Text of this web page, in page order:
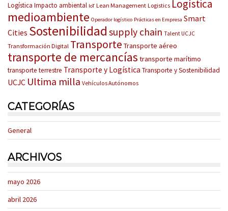
Logística Impacto ambiental IoT Lean Management Logistics Logística
medioambiente Operador logístico Prácticas en Empresa Smart
Cities Sostenibilidad supply chain Talent UCJC
Transformación Digital Transporte Transporte aéreo
transporte de mercancías transporte marítimo
transporte terrestre Transporte y Logística Transporte y Sostenibilidad
UCJC Ultima milla Vehículos Autónomos
CATEGORÍAS
General
ARCHIVOS
mayo 2026
abril 2026